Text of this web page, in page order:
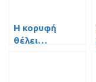
Η κορυφή
θέλει…